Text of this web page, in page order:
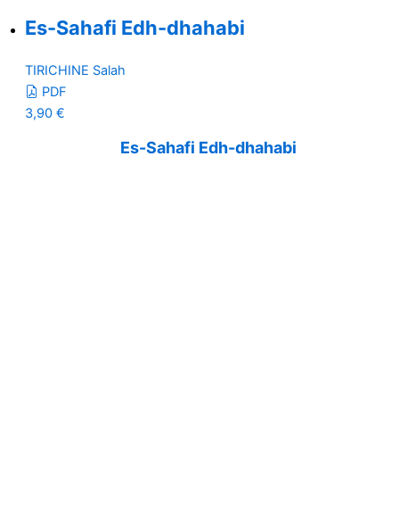
Es-Sahafi Edh-dhahabi
TIRICHINE Salah
PDF
3,90 €
Es-Sahafi Edh-dhahabi